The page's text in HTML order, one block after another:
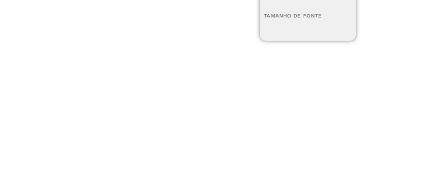
TAMANHO DE FONTE